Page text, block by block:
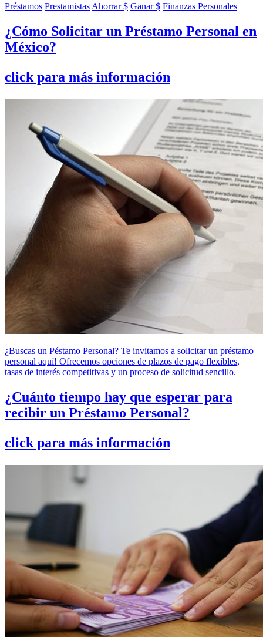
Préstamos Prestamistas Ahorrar $ Ganar $ Finanzas Personales
¿Cómo Solicitar un Préstamo Personal en
México?
click para más información
¿Buscas un Péstamo Personal? Te invitamos a solicitar un préstamo
personal aquí! Ofrecemos opciones de plazos de pago flexibles,
tasas de interés competitivas y un proceso de solicitud sencillo.
¿Cuánto tiempo hay que esperar para
recibir un Préstamo Personal?
click para más información